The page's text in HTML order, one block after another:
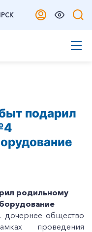
подарил
родильному
дочернее общество
проведения